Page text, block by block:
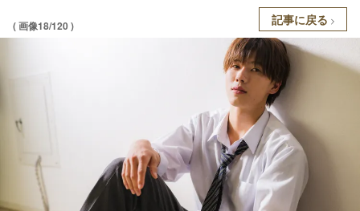
( 画像18/120 ) 記事に戻る